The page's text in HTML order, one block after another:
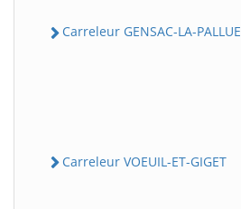
Carreleur GENSAC-LA-PALLUE
Carreleur VOEUIL-ET-GIGET